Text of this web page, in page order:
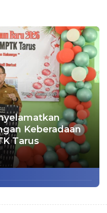
Keberadaan
Tarus